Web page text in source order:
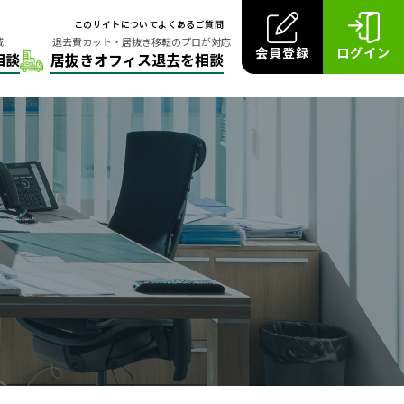
会員登録 ログイン
よくあるご質問
このサイトについて